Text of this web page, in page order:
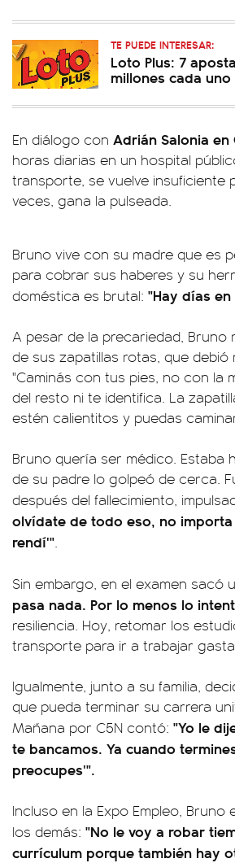
TE PUEDE INTERESAR:
Loto Plus: 7
millones cada uno
En diálogo con Adrián Salonia en
horas diarias en un hospital
transporte, se vuelve insuficiente
veces, gana la pulseada.
Bruno vive con su madre que es
para cobrar sus haberes y su
doméstica es brutal: "Hay días
A pesar de la precariedad, Bruno
de sus zapatillas rotas, que
"Caminás con tus pies, no con la
del resto ni te identifica. La
estén calientitos y puedas
Bruno quería ser médico.
de su padre lo golpeó de cerca.
después del fallecimiento,
olvídate de todo eso, no
rendí'".
Sin embargo, en el examen
pasa nada. Por lo menos lo
resiliencia. Hoy, retomar los
transporte para ir a trabajar
Igualmente, junto a su familia,
que pueda terminar su carrera
Mañana por C5N contó: "Yo le
te bancamos. Ya cuando
preocupes'".
Incluso en la Expo Empleo,
los demás: "No le voy a robar
currículum porque también hay